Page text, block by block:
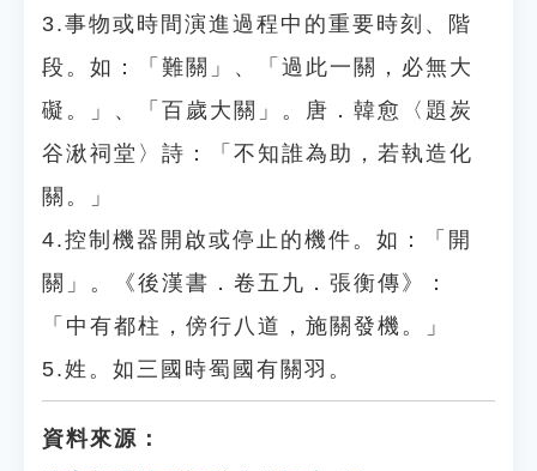
3.事物或時間演進過程中的重要時刻、階
段。如：「難關」、「過此一關，必無大
礙。」、「百歲大關」。唐．韓愈〈題炭
谷湫祠堂〉詩：「不知誰為助，若執造化
關。」
4.控制機器開啟或停止的機件。如：「開
關」。《後漢書．卷五九．張衡傳》：
「中有都柱，傍行八道，施關發機。」
5.姓。如三國時蜀國有關羽。
資料來源：